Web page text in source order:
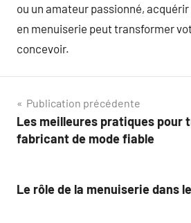
ou un amateur passionné,
en menuiserie peut transformer
concevoir.
Navigation
de
Publication précédente
Les meilleures pratiques pour
fabricant de mode fiable
Le rôle de la menuiserie dans